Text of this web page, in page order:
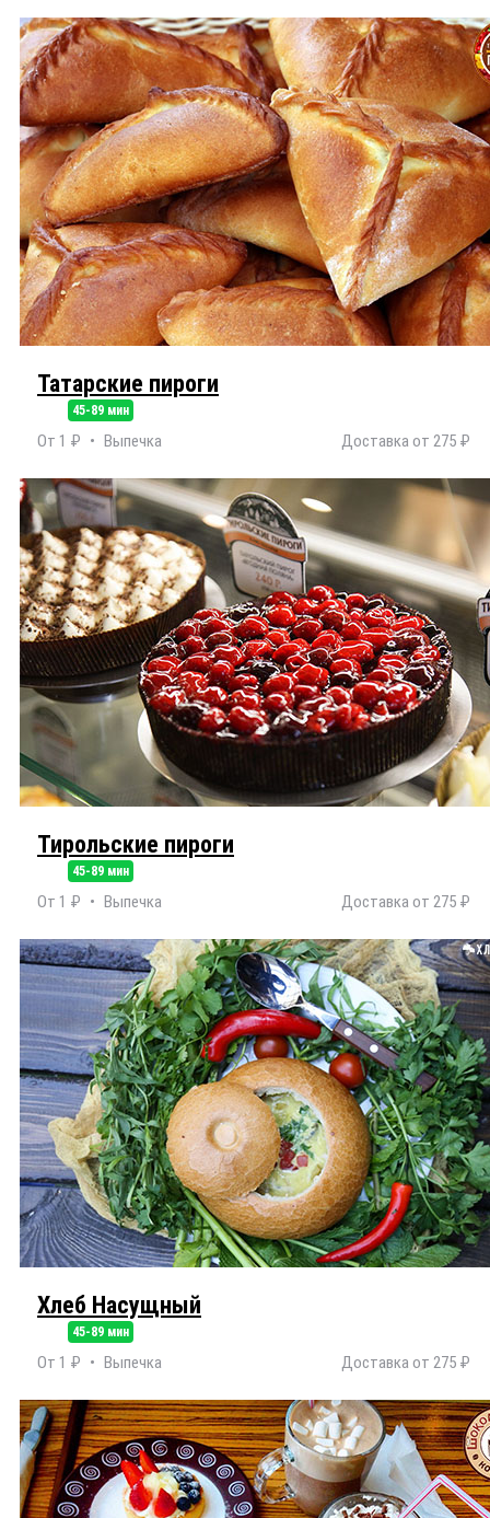
Татарские пироги
45-89 мин
От 1 ₽ Выпечка Доставка от 275 ₽
Тирольские пироги
45-89 мин
От 1 ₽ Выпечка Доставка от 275 ₽
Хлеб Насущный
45-89 мин
От 1 ₽ Выпечка Доставка от 275 ₽